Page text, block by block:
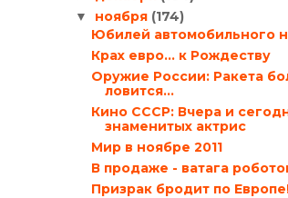
▼ ноября (174)
Юбилей автомобильного
Крах евро… к Рождеству
Оружие России: Ракета
ловится…
Кино СССР: Вчера и
знаменитых актрис
Мир в ноябре 2011
В продаже - ватага
Призрак бродит по